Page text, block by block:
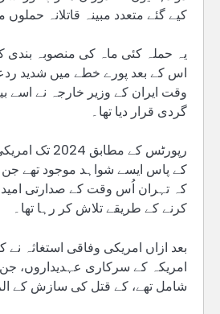
کیے گئے متعدد مبینہ قاتلانہ حملوں
یہ حملہ کئی ماہ کی منصوبہ بندی کے
اس کے بعد پورے خطے میں شدید
وقت ایران کے وزیر خارجہ نے اسے
گردی قرار دیا تھا۔
رپورٹس کے
کے پاس ایسے شواہد موجود تھے جن
کہ تہران اُس وقت کے صدارتی
کرنے کے طریقے تلاش کر رہا تھا۔
بعد ازاں امریکی وفاقی استغاثہ نے
امریکہ کے سرکاری عہدیداروں،
شامل تھے، کے قتل کی سازش کے